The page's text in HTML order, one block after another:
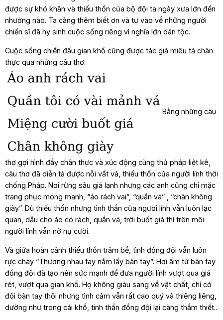
được sự khó khăn và thiếu thốn của bộ đội ta ngày xưa lớn đến
nhường nào. Ta càng thêm biết ơn và tự vào về những người
chiến sĩ đã hy sinh cuộc sống riêng vì nghĩa lớn dân tộc.
Cuộc sống chiến đấu gian khổ cũng được tác giả miêu tả chân
thực qua những câu thơ:
Bằng những câu
thơ gợi hình đầy chân thực và xúc động cùng thủ pháp liệt kê,
câu thơ đã diễn tả được nỗi vất vả, thiếu thốn của người lính thời
chống Pháp. Nơi rừng sâu giá lạnh nhưng các anh cũng chỉ mặc
trang phục mong manh, “áo rách vai”, “quần vá” , “chân không
giày”. Dù thiếu thốn nhưng tình thần của người lính vẫn luôn lạc
quan, dẫu cho áo có rách, quần vá, trời buốt giá thì trên môi
người lính vẫn nở nụ cười.
Và giữa hoàn cảnh thiếu thốn trăm bề, tình đồng đội vẫn luôn
rực cháy “Thương nhau tay nắm lấy bàn tay”. Hơi ấm từ bàn tay
đồng đội đã tạo nên sức mạnh để đưa người lính vượt qua giá
rét, vượt qua gian khổ. Họ không giàu sang về vật chất, chỉ có
đôi bàn tay thôi nhưng tình cảm vẫn rất cao quý và thiêng liêng,
dường như trong cái khổ, tinh thần đồng đội lại càng thắm thiết..